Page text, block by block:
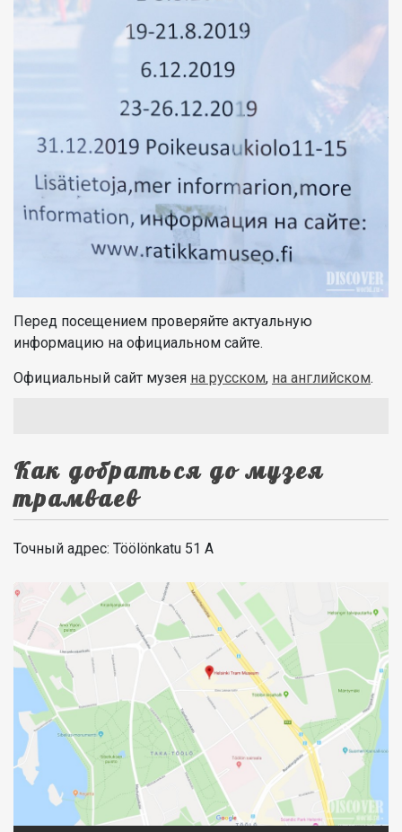
Перед посещением проверяйте актуальную
информацию на официальном сайте.
Официальный сайт музея на русском, на английском.
Как добраться до музея
трамваев
Точный адрес: Töölönkatu 51 A